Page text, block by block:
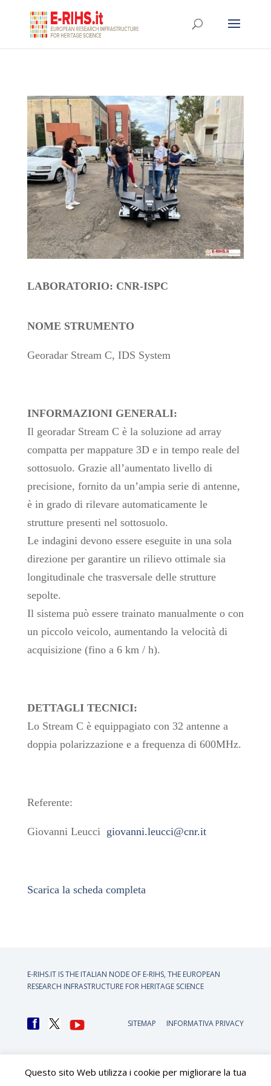
LABORATORIO: CNR-ISPC
NOME STRUMENTO
Georadar Stream C, IDS System
INFORMAZIONI GENERALI:
Il georadar Stream C è la soluzione ad array
compatta per mappature 3D e in tempo reale del
sottosuolo. Grazie all’aumentato livello di
precisione, fornito da un’ampia serie di antenne,
è in grado di rilevare automaticamente le
strutture presenti nel sottosuolo.
Le indagini devono essere eseguite in una sola
direzione per garantire un rilievo ottimale sia
longitudinale che trasversale delle strutture
sepolte.
Il sistema può essere trainato manualmente o con
un piccolo veicolo, aumentando la velocità di
acquisizione (fino a 6 km / h).
DETTAGLI TECNICI:
Lo Stream C è equippagiato con 32 antenne a
doppia polarizzazione e a frequenza di 600MHz.
Referente:
Giovanni Leucci giovanni.leucci@cnr.it
Scarica la scheda completa
E-RIHS.IT IS THE ITALIAN NODE OF E-RIHS, THE EUROPEAN
RESEARCH INFRASTRUCTURE FOR HERITAGE SCIENCE
SITEMAP INFORMATIVA PRIVACY
Questo sito Web utilizza i cookie per migliorare la tua